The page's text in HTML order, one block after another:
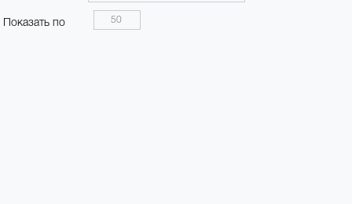
Показать по 50